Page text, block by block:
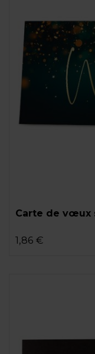
Carte de vœux
1,86 €